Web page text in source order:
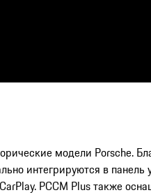
модели Porsche.
интегрируются в панель
PCCM Plus также